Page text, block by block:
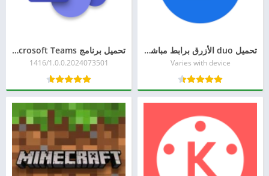
تحميل duo الأزرق برابط مباشر للاندرويد وللكمبيوتر وللايفون
Varies with device
تحميل برنامج Microsoft Teams للاندرويد والكمبيوتر مجانًا
1416/1.0.0.2024073501